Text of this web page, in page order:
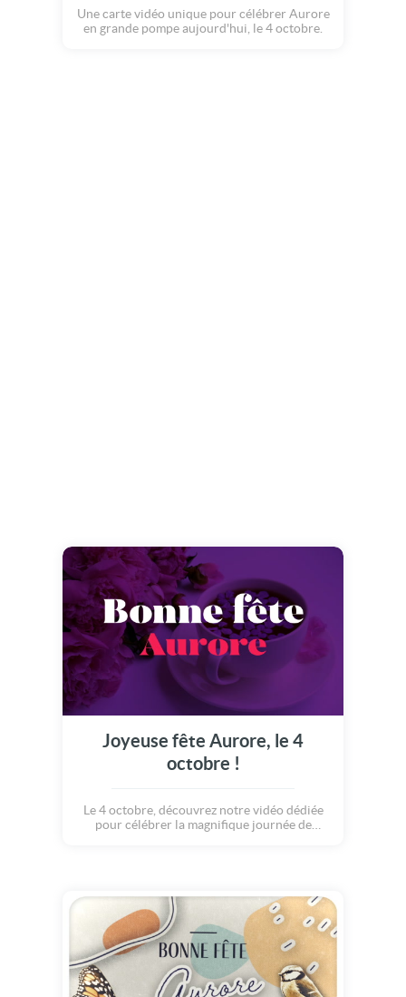
Une carte vidéo unique pour célébrer Aurore
en grande pompe aujourd'hui, le 4 octobre.
Joyeuse fête Aurore, le 4
octobre !
Le 4 octobre, découvrez notre vidéo dédiée
pour célébrer la magnifique journée de